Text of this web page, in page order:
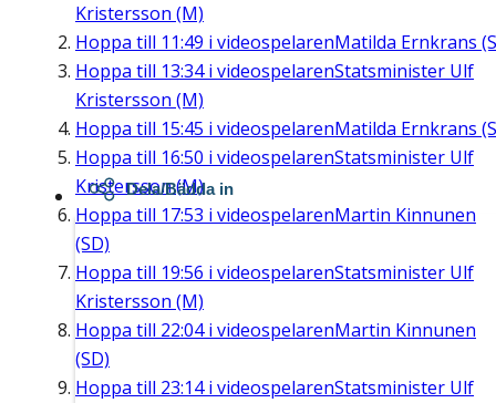
Kristersson (M)
Hoppa till 11:49 i videospelarenMatilda Ernkrans
Hoppa till 13:34i videospelarenStatsminister Ulf
Kristersson (M)
Hoppa till 15:45 i videospelarenMatilda Ernkrans
Hoppa till 16:50 i videospelarenStatsminister Ulf
Kristersson (M)
Hoppa till 17:53 i videospelarenMartin Kinnunen
(SD)
Hoppa till 19:56 i videospelarenStatsminister Ulf
Kristersson (M)
Hoppa till 22:04i videospelarenMartin Kinnunen
(SD)
Hoppa till 23:14i videospelarenStatsminister Ulf
Dela/Bädda in